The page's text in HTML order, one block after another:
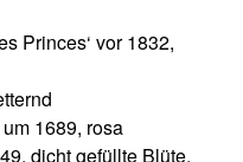
Princes‘ vor 1832,
1689, rosa
dicht gefüllte Blüte,